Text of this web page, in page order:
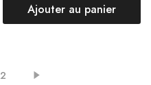
Ajouter au panier
2